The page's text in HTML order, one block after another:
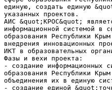
единую, создать единую
указанных проектов.
АИС &quot;КРОС&quot;
информационной системой в
образования Республики
внедрения инновационных
ИКТ в образовательных
Фазы и вехи проекта:
- создание информационных
образования Республики
объединения их в единую
- создание единой